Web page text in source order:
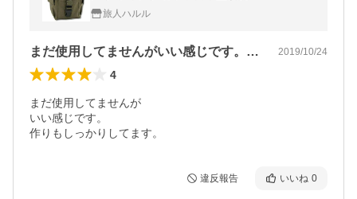
旅人ハルル
まだ使用してませんがいい感じです。作り… 2019/10/24
4
まだ使用してませんが
いい感じです。
作りもしっかりしてます。
違反報告 いいね 0